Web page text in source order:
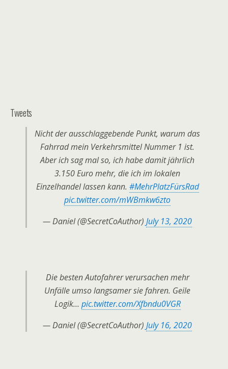
Tweets
Nicht der ausschlaggebende Punkt, warum das
Fahrrad mein Verkehrsmittel Nummer 1 ist.
Aber ich sag mal so, ich habe damit jährlich
3.150 Euro mehr, die ich im lokalen
Einzelhandel lassen kann. #MehrPlatzFürsRad
pic.twitter.com/mWBmkw6zto
— Daniel (@SecretCoAuthor) July 13, 2020
Die besten Autofahrer verursachen mehr
Unfälle umso langsamer sie fahren. Geile
Logik… pic.twitter.com/Xfbndu0VGR
— Daniel (@SecretCoAuthor) July 16, 2020